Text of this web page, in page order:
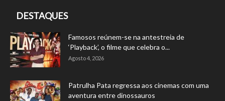
DESTAQUES
Famosos reúnem-se na antestreia de
‘Playback’, o filme que celebra o...
Agosto 4, 2026
Patrulha Pata regressa aos cinemas com uma
aventura entre dinossauros